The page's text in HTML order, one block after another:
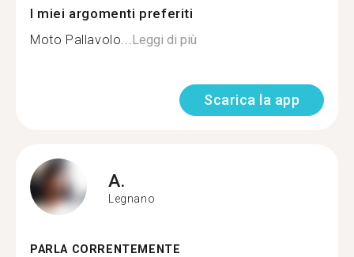
I miei argomenti preferiti
Moto Pallavolo... Leggi di più
Scarica la app
A.
Legnano
PARLA CORRENTEMENTE